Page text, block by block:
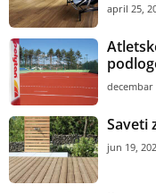
april 25,
decembar
Saveti
jun 19,